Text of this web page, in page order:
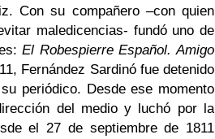
Con su compañero –con quien
maledicencias- fundó uno de
El Robespierre Español. Amigo
Fernández Sardinó fue detenido
periódico. Desde ese momento
del medio y luchó por la
el 27 de septiembre de 1811